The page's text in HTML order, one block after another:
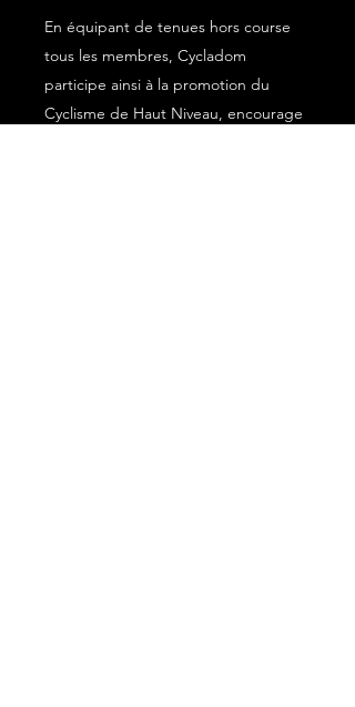
En équipant de tenues hors course
tous les membres, Cycladom
participe ainsi à la promotion du
Cyclisme de Haut Niveau, encourage